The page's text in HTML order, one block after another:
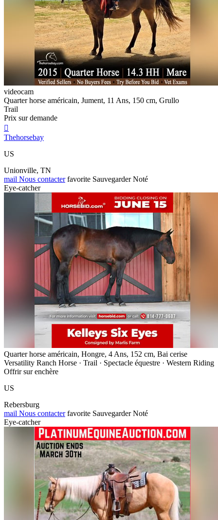
videocam
Quarter horse américain, Jument, 11 Ans, 150 cm, Grullo
Trail
Prix sur demande

Thehorsebay
US
Unionville, TN
mail Nous contacter favorite Sauvegarder Noté
Eye-catcher
Quarter horse américain, Hongre, 4 Ans, 152 cm, Bai cerise
Versatility Ranch Horse · Trail · Spectacle équestre · Western Riding
Offrir sur enchère
US
Rebersburg
mail Nous contacter favorite Sauvegarder Noté
Eye-catcher